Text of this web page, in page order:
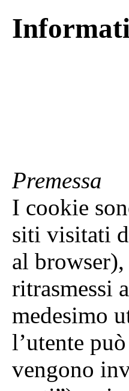
Premessa
I cookie
siti visitati
al
ritrasmessi
medesimo
l’utente
vengono